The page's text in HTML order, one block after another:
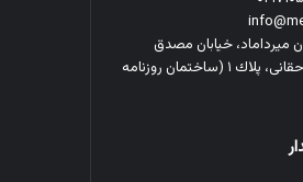
میرداماد، خیابان مصدق
جنوبی،نبش اتوبان حقانی، پلاك ١ (ساختمان روزنامه